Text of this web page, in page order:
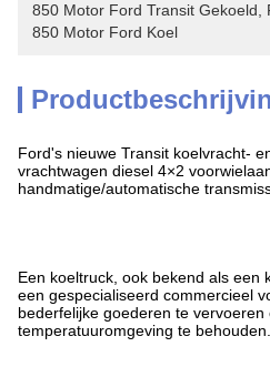
850 Motor Ford Transit Gekoeld
850 Motor Ford Koel
Ford's nieuwe Transit koelvracht-
vrachtwagen diesel 4×2
handmatige/automatische
Een koeltruck, ook bekend als een
een gespecialiseerd commercieel
bederfelijke goederen te
temperatuuromgeving te behouden.